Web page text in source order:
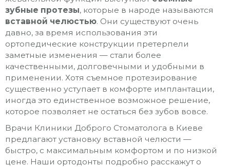
зубные протезы, которые в народе называются
вставной челюстью. Они существуют очень
давно, за время использования эти
ортопедические конструкции претерпели
заметные изменения — стали более
качественными, долговечными и удобными в
применении. Хотя съемное протезирование
существенно уступает в комфорте имплантации,
иногда это единственное возможное решение,
которое позволяет не остаться без зубов вовсе.
Врачи Клиники Доброго Стоматолога в Киеве
предлагают установку вставной челюсти —
быстро, с максимальным комфортом и по низкой
цене. Наши ортодонты подробно расскажут о